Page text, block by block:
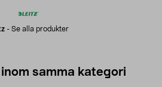
- Se alla produkter
samma kategori